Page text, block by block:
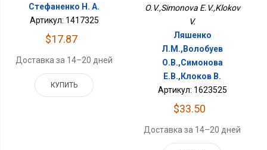
Стефаненко Н. А.
Артикул: 1417325
$17.87
Доставка за 14–20 дней
КУПИТЬ
O.V.,Simonova E.V.,Klokov
V.
Ляшенко
Л.М.,Волобуев
О.В.,Симонова
Е.В.,Клоков В.
Артикул: 1623525
$33.50
Доставка за 14–20 дней